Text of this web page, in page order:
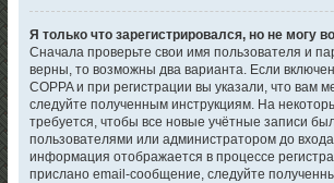
Я только что зарегистрировался, но не могу
Сначала проверьте свои имя пользователя и
верны, то возможны два варианта. Если
COPPA и при регистрации вы указали, что вам
следуйте полученным инструкциям. На
требуется, чтобы все новые учётные записи
пользователями или администратором до
информация отображается в процессе
прислано email-сообщение, следуйте